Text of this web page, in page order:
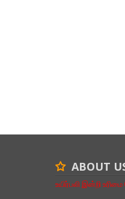
ABOUT
உயிர்பலி இன்றி